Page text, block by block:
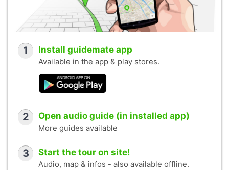
1 Install guidemate app
Available in the app & play stores.
2 Open audio guide (in installed app)
More guides available
3 Start the tour on site!
Audio, map & infos - also available offline.